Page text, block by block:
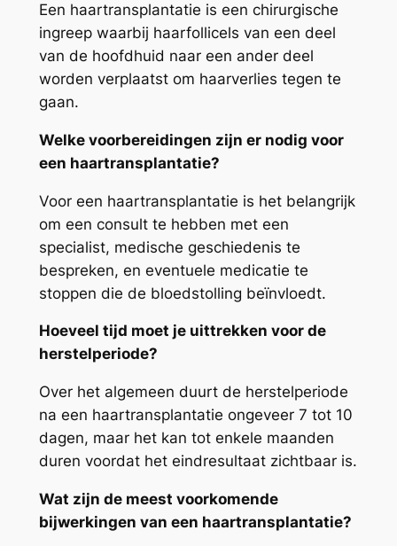
Een haartransplantatie is een chirurgische
ingreep waarbij haarfollicels van een deel
van de hoofdhuid naar een ander deel
worden verplaatst om haarverlies tegen te
gaan.
Welke voorbereidingen zijn er nodig voor
een haartransplantatie?
Voor een haartransplantatie is het belangrijk
om een consult te hebben met een
specialist, medische geschiedenis te
bespreken, en eventuele medicatie te
stoppen die de bloedstolling beïnvloedt.
Hoeveel tijd moet je uittrekken voor de
herstelperiode?
Over het algemeen duurt de herstelperiode
na een haartransplantatie ongeveer 7 tot 10
dagen, maar het kan tot enkele maanden
duren voordat het eindresultaat zichtbaar is.
Wat zijn de meest voorkomende
bijwerkingen van een haartransplantatie?